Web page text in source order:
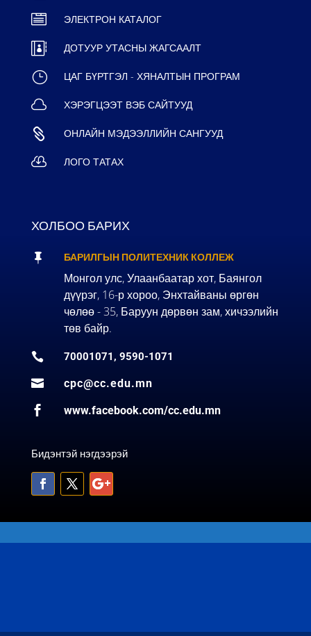
 ЭЛЕКТРОН КАТАЛОГ
 ДОТУУР УТАСНЫ ЖАГСААЛТ
} ЦАГ БҮРТГЭЛ - ХЯНАЛТЫН ПРОГРАМ
 ХЭРЭГЦЭЭТ ВЭБ САЙТУУД
 ОНЛАЙН МЭДЭЭЛЛИЙН САНГУУД
 ЛОГО ТАТАХ
ХОЛБОО БАРИХ
 БАРИЛГЫН ПОЛИТЕХНИК КОЛЛЕЖ
Монгол улс, Улаанбаатар хот, Баянгол
дүүрэг, 16-р хороо, Энхтайваны өргөн
чөлөө - 35, Баруун дөрвөн зам, хичээлийн
төв байр.
 70001071, 9590-1071
 cpc@cc.edu.mn
 www.facebook.com/cc.edu.mn
Бидэнтэй нэгдээрэй